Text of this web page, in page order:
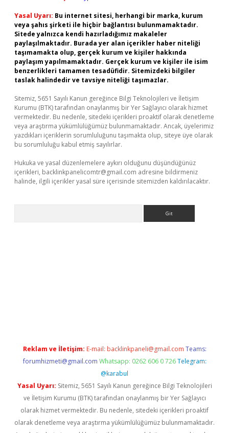
Yasal Uyarı: Bu internet sitesi, herhangi bir marka, kurum
veya şahıs şirketi ile hiçbir bağlantısı bulunmamaktadır.
Sitede yalnızca kendi hazırladığımız makaleler
paylaşılmaktadır. Burada yer alan içerikler haber niteliği
taşımamakta olup, gerçek kurum ve kişiler hakkında
paylaşım yapılmamaktadır. Gerçek kurum ve kişiler ile isim
benzerlikleri tamamen tesadüfidir. Sitemizdeki bilgiler
taslak halindedir ve tavsiye niteliği taşımazlar.
Sitemiz, 5651 Sayılı Kanun gereğince Bilgi Teknolojileri ve İletişim
Kurumu (BTK) tarafından onaylanmış bir Yer Sağlayıcı olarak hizmet
vermektedir. Bu nedenle, sitedeki içerikleri proaktif olarak denetleme
veya araştırma yükümlülüğümüz bulunmamaktadır. Ancak, üyelerimiz
yazdıkları içeriklerin sorumluluğunu taşımakta olup, siteye üye olarak
bu sorumluluğu kabul etmiş sayılırlar.
Hukuka ve yasal düzenlemelere aykırı olduğunu düşündüğünüz
içerikleri, backlinkpanelicomtr@gmail.com adresine bildirmeniz
halinde, ilgili içerikler yasal süre içerisinde sitemizden kaldırılacaktır.
Reklam ve İletişim: E-mail: backlinkpaneli@gmail.com Teams:
forumhizmeti@gmail.com Whatsapp: 0262 606 0 726 Telegram:
@karabul
Yasal Uyarı: Sitemiz, 5651 Sayılı Kanun gereğince Bilgi Teknolojileri
ve İletişim Kurumu (BTK) tarafından onaylanmış bir Yer Sağlayıcı
olarak hizmet vermektedir. Bu nedenle, sitedeki içerikleri proaktif
olarak denetleme veya araştırma yükümlülüğümüz bulunmamaktadır.